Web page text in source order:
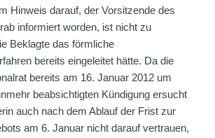
Hinweis darauf, der Vorsitzende des
informiert worden, ist nicht zu
Beklagte das förmliche
bereits eingeleitet hätte. Da die
bereits am 16. Januar 2012 um
beabsichtigten Kündigung ersucht
auch nach dem Ablauf der Frist zur
am 6. Januar nicht darauf vertrauen,